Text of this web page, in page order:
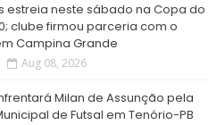
estreia neste sábado na Copa do
clube firmou parceria com o
Campina Grande
Aug 08, 2026
Milan de Assunção pela
de Futsal em Tenório-PB